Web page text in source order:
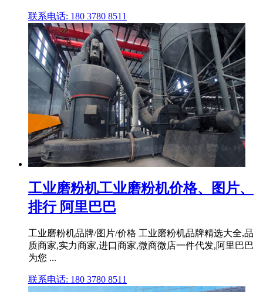
联系电话: 180 3780 8511
工业磨粉机工业磨粉机价格、图片、
排行 阿里巴巴
工业磨粉机品牌/图片/价格 工业磨粉机品牌精选大全,品
质商家,实力商家,进口商家,微商微店一件代发,阿里巴巴
为您 ...
联系电话: 180 3780 8511